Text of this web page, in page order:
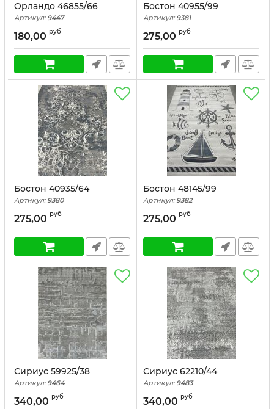
Орландо 46855/66
Артикул: 9447
180,00 руб
Бостон 40955/99
Артикул: 9381
275,00 руб
Бостон 40935/64
Артикул: 9380
275,00 руб
Бостон 48145/99
Артикул: 9382
275,00 руб
Сириус 59925/38
Артикул: 9464
340,00 руб
Сириус 62210/44
Артикул: 9483
340,00 руб